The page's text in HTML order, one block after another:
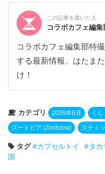
この記事を書いた人
コラボカフェ編
コラボカフェ編集部特
する最新情報、はたま
け！
カテゴリ 2026年6月 く
ズートピア (Zootopia) スティ
タグ カプセルトイ タ
国